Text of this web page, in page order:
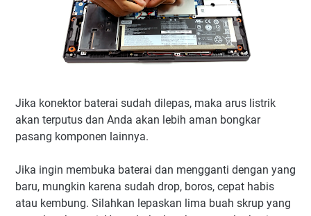
Jika konektor baterai sudah dilepas, maka arus listrik
akan terputus dan Anda akan lebih aman bongkar
pasang komponen lainnya.
Jika ingin membuka baterai dan mengganti dengan yang
baru, mungkin karena sudah drop, boros, cepat habis
atau kembung. Silahkan lepaskan lima buah skrup yang